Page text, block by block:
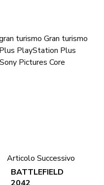
turismo Gran turismo
PlayStation Plus
Sony Pictures Core
Articolo Successivo
BATTLEFIELD
2042